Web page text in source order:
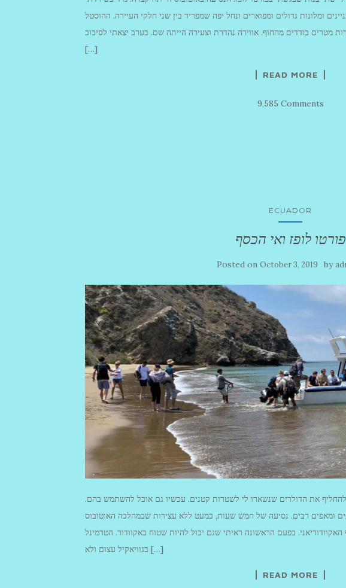
ומלונות גדולים ומפוארים ונחל יפה שמפריד בין שני חלקי העיירה. ההוסטל
מטרים בודדים מהחוף. אווירה נהדרת וצעירה הייתה שם. בערב יצאתי לסיבוב
[…]
READ MORE
9,585 Comments
ECUADOR
פורטו לופז ואי הכסף
Posted on October 3, 2019 by
את הדולרים שנשארו לי לשטרות קטנים. עכשיו גם אוכל להשתמש בהם.
ומאפים רבים. נסיעה של חמש שעות, כמעט ללא עצירות שבמהלכה האוטובוס
בפעם הראשונה ראיתי שגם יכול להיות שטוח באקוודור. הטרמינל
בגוויאקיל עצום ולא […]
READ MORE